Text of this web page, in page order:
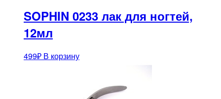
SOPHIN 0233 лак для ногтей,
12мл
499₽ В корзину